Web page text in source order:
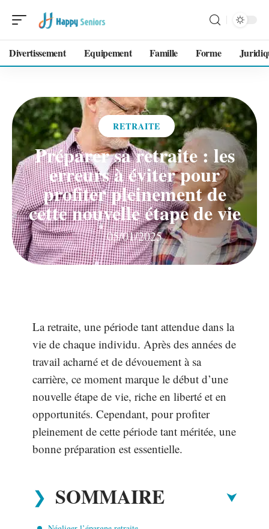
Divertissement Equipement Famille Forme
RETRAITE
Préparer sa retraite : les
erreurs à éviter pour
profiter pleinement de
cette nouvelle étape de vie
05/01/2025
La retraite, une période tant attendue dans la
vie de chaque individu. Après des années de
travail acharné et de dévouement à sa
carrière, ce moment marque le début d’une
nouvelle étape de vie, riche en liberté et en
opportunités. Cependant, pour profiter
pleinement de cette période tant méritée, une
bonne préparation est essentielle.
SOMMAIRE